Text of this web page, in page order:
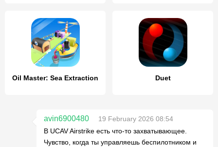
Oil Master: Sea Extraction Duet
avin6900480
19 February 2026 08:54
В UCAV Airstrike есть что-то захватывающее.
Чувство, когда ты управляешь беспилотником и